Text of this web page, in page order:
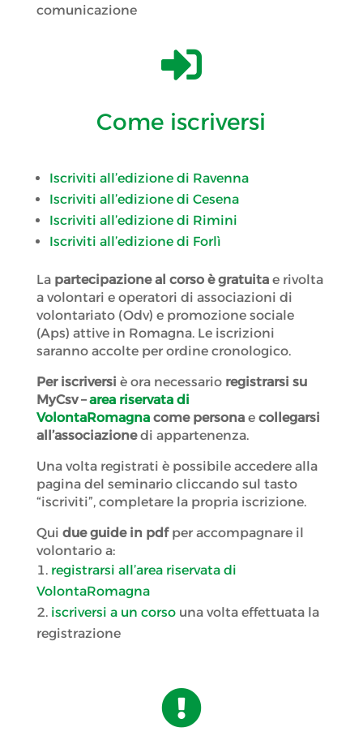
comunicazione

Come iscriversi
Iscriviti all’edizione di Ravenna
Iscriviti all’edizione di Cesena
Iscriviti all’edizione di Rimini
Iscriviti all’edizione di Forlì
La partecipazione al corso è gratuitae rivolta
a volontari e operatori di associazioni di
volontariato (Odv) e promozione sociale
(Aps) attive in Romagna. Le iscrizioni
saranno accolte per ordine cronologico.
Per iscriversi è ora necessarioregistrarsi su
MyCsv –area riservata di
VolontaRomagna come persona e collegarsi
all’associazionedi appartenenza.
Una volta registrati è possibile accedere alla
pagina del seminario cliccando sul tasto
“iscriviti”, completare la propria iscrizione.
Qui due guide in pdf per accompagnare il
volontario a:
registrarsi all’area riservata di
VolontaRomagna
iscriversi a un corsouna volta effettuata la
registrazione
